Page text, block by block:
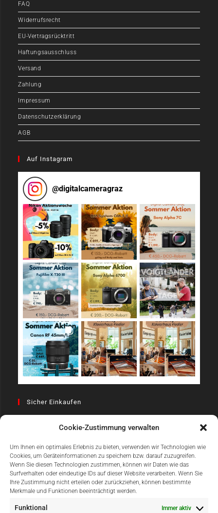
Cookie-Zustimmung verwalten
Um Ihnen ein optimales Erlebnis zu bieten, verwenden wir Technologien wie
Cookies, um Geräteinformationen zu speichern bzw. darauf zuzugreifen.
Wenn Sie diesen Technologien zustimmen, können wir Daten wie das
Surfverhalten oder eindeutige IDs auf dieser Website verarbeiten. Wenn Sie
Ihre Zustimmung nicht erteilen oder zurückziehen, können bestimmte
Merkmale und Funktionen beeinträchtigt werden.
Funktional Immer aktiv
FAQ
Widerrufsrecht
EU-Vertragsrücktritt
Haftungsausschluss
Versand
Zahlung
Impressum
Datenschutzerklärung
AGB
Auf Instagram
@digitalcameragraz
Sicher Einkaufen
Einfach Online Bezahlen